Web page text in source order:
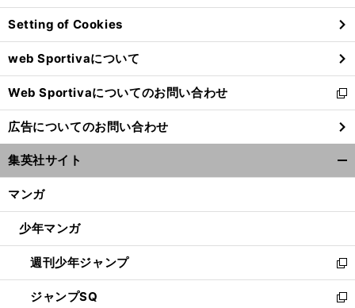
ン
ド
ウ
で
開
く
Setting of Cookies
web Sportivaについて
Web Sportivaについてのお問い合わせ
新
し
い
ウ
ィ
ン
ウ
開
く
広告についてのお問い合わせ
集英社サイト
マンガ
少年マンガ
週刊少年ジャンプ
新
し
い
ジャンプSQ
新